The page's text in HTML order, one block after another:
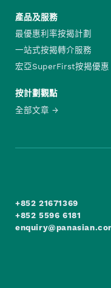
產品及服務
最優惠利率按揭計劃
一站式按揭轉介服務
宏亞SuperFirst按揭優惠
按計劃觀點
全部文章
+852 21671369
+852 5596 6181